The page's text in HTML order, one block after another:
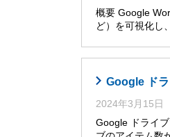
概要 Google
ど）を可視化し
Google ド
2024年3月15日
Google ドライ